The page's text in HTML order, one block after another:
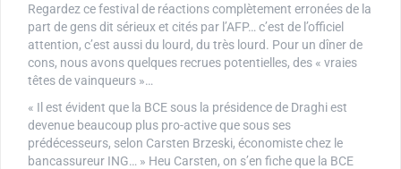
Regardez ce festival de réactions complètement erronées de la
part de gens dit sérieux et cités par l’AFP… c’est de l’officiel
attention, c’est aussi du lourd, du très lourd. Pour un dîner de
cons, nous avons quelques recrues potentielles, des « vraies
têtes de vainqueurs »…
« Il est évident que la BCE sous la présidence de Draghi est
devenue beaucoup plus pro-active que sous ses
prédécesseurs, selon Carsten Brzeski, économiste chez le
bancassureur ING… » Heu Carsten, on s’en fiche que la BCE